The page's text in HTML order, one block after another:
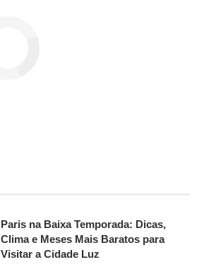
Paris na Baixa Temporada: Dicas,
Clima e Meses Mais Baratos para
Visitar a Cidade Luz